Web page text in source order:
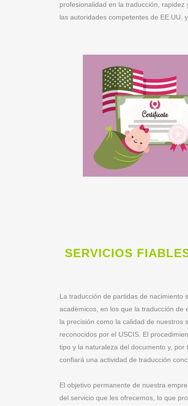
profesionalidad en la traducción,
las autoridades competentes de EE.UU.
SERVICIOS
La traducción de partidas de nacimiento
académicos, en los que la traducción de
la precisión como la calidad de nuestros
reconocidos por el USCIS. El
tipo y la naturaleza del documento y,
confiará una actividad de traducción
El objetivo permanente de nuestra
del servicio que les ofrecemos, lo que